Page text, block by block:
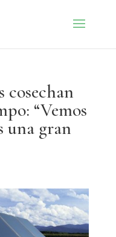
cosechan
“Vemos
una gran